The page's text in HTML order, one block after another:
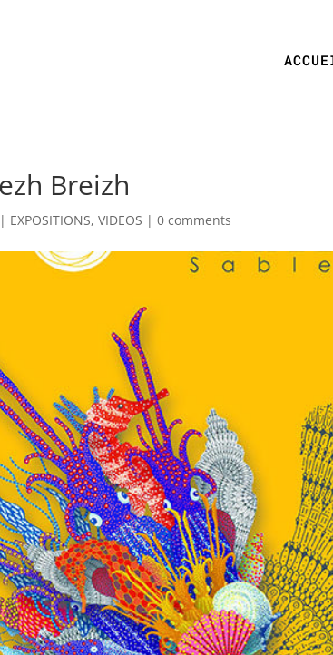
Breizh
| EXPOSITIONS,VIDEOS |0 comments